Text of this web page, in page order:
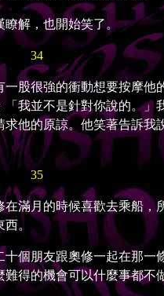
解，也開始笑了。
34
很強的衝動想要按摩他
我並不是針對你說的。
他的原諒。他笑著告訴
35
月的時候喜歡去乘船，
。
朋友跟奧修一起在那一
得的機會可以什麼事都不